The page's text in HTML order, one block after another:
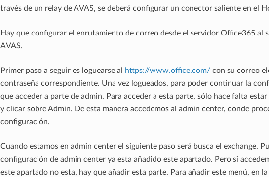
través de un relay de AVAS, se deberá configurar un conector saliente en el
Hay que configurar el enrutamiento de correo desde el servidor Office365 al
AVAS.
Primer paso a seguir es loguearse al https://www.office.com/con su correo
contraseña correspondiente. Una vez logueados, para poder continuar la
que acceder a parte de admin. Para acceder a esta parte, sólo hace falta
y clicar sobre Admin. De esta manera accedemos al admin center, donde
configuración.
Cuando estamos en admin center el siguiente paso será busca el exchange.
configuración de admin center ya esta añadido este apartado. Pero si
este apartado no esta, hay que añadir esta parte. Para añadir este menú, en